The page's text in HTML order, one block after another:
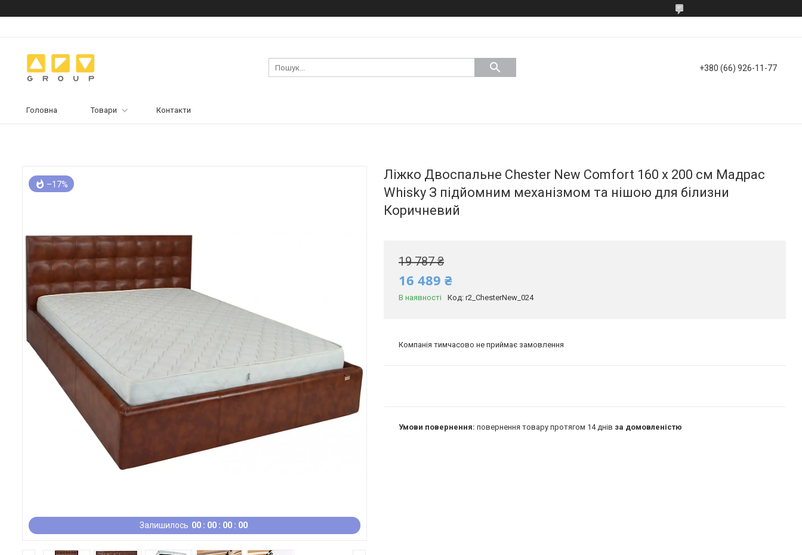
+380 (66) 926-11-77
Головна Товари Контакти
Залишилось 00 00 00 00
–17%
Ліжко Двоспальне Chester New Comfort 160 х 200 см Мадрас
Whisky З підйомним механізмом та нішою для білизни
Коричневий
19 787 ₴
16 489 ₴
В наявності Код: r2_ChesterNew_024
Компанія тимчасово не приймає замовлення
повернення товару протягом 14 днів за домовленістю